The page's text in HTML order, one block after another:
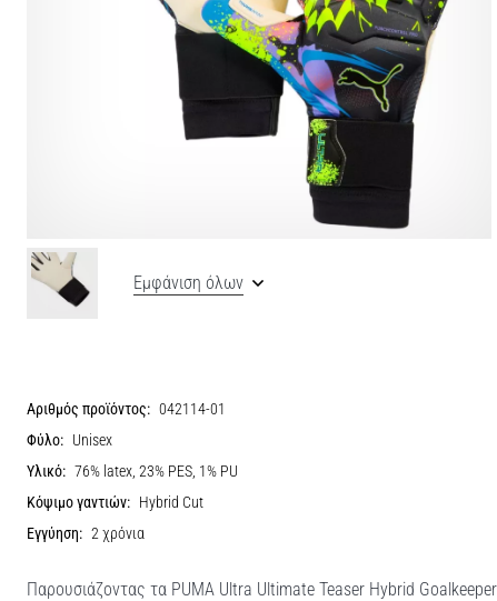
Εμφάνιση όλων
Αριθμός προϊόντος: 042114-01
Φύλο: Unisex
Υλικό: 76% latex, 23% PES, 1% PU
Κόψιμο γαντιών: Hybrid Cut
Εγγύηση: 2 χρόνια
Παρουσιάζοντας τα PUMA Ultra Ultimate Teaser Hybrid